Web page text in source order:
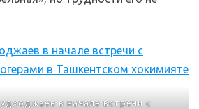
в начале встречи с